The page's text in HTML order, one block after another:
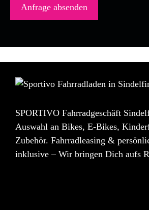
SPORTIVO Fahrradgeschäft
Auswahl an Bikes, E-Bikes,
Zubehör. Fahrradleasing &
inklusive – Wir bringen Dich aufs